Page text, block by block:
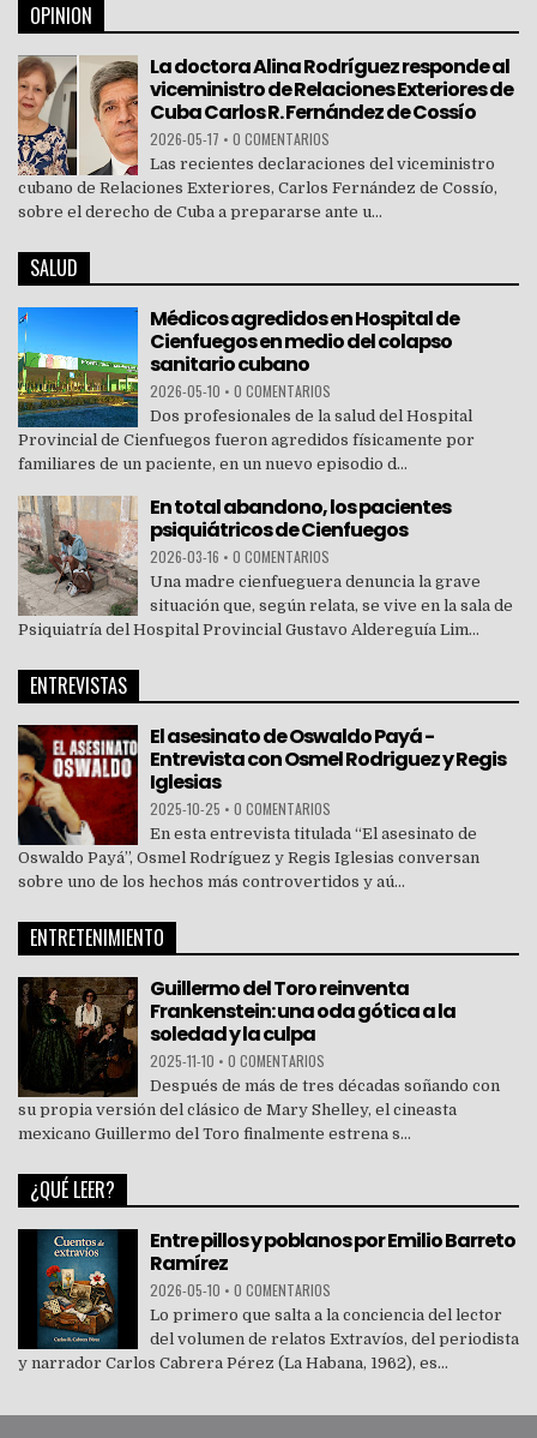
OPINION
La doctora Alina Rodríguez responde al
viceministro de Relaciones Exteriores de
Cuba Carlos R. Fernández de Cossío
2026-05-17 • 0 COMENTARIOS
Las recientes declaraciones del viceministro
cubano de Relaciones Exteriores, Carlos Fernández de Cossío,
sobre el derecho de Cuba a prepararse ante u...
SALUD
Médicos agredidos en Hospital de
Cienfuegos en medio del colapso
sanitario cubano
2026-05-10 • 0 COMENTARIOS
Dos profesionales de la salud del Hospital
Provincial de Cienfuegos fueron agredidos físicamente por
familiares de un paciente, en un nuevo episodio d...
En total abandono, los pacientes
psiquiátricos de Cienfuegos
2026-03-16 • 0 COMENTARIOS
Una madre cienfueguera denuncia la grave
situación que, según relata, se vive en la sala de
Psiquiatría del Hospital Provincial Gustavo Aldereguía Lim...
ENTREVISTAS
El asesinato de Oswaldo Payá -
Entrevista con Osmel Rodriguez y Regis
Iglesias
2025-10-25 • 0 COMENTARIOS
En esta entrevista titulada “El asesinato de
Oswaldo Payá”, Osmel Rodríguez y Regis Iglesias conversan
sobre uno de los hechos más controvertidos y aú...
ENTRETENIMIENTO
Guillermo del Toro reinventa
Frankenstein: una oda gótica a la
soledad y la culpa
2025-11-10 • 0 COMENTARIOS
Después de más de tres décadas soñando con
su propia versión del clásico de Mary Shelley, el cineasta
mexicano Guillermo del Toro finalmente estrena s...
¿QUÉ LEER?
Entre pillos y poblanos por Emilio Barreto
Ramírez
2026-05-10 • 0 COMENTARIOS
Lo primero que salta a la conciencia del lector
del volumen de relatos Extravíos, del periodista
y narrador Carlos Cabrera Pérez (La Habana, 1962), es...